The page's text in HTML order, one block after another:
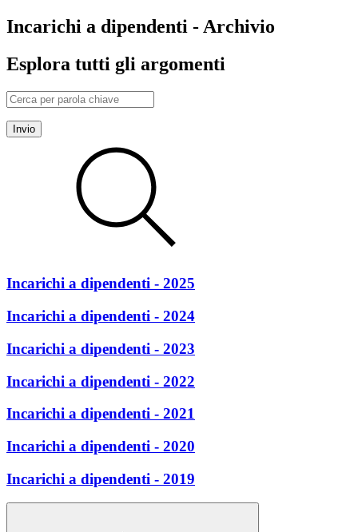
Incarichi a dipendenti - Archivio
Esplora tutti gli argomenti
Invio
Incarichi a dipendenti - 2025
Incarichi a dipendenti - 2024
Incarichi a dipendenti - 2023
Incarichi a dipendenti - 2022
Incarichi a dipendenti - 2021
Incarichi a dipendenti - 2020
Incarichi a dipendenti - 2019